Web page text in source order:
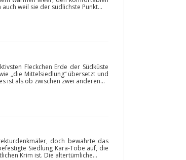
weil sie der südlichste Punkt...
Fleckchen Erde der Südküste
„die Mittelsiedlung“ übersetzt und
ist als ob zwischen zwei anderen...
doch bewahrte das
Siedlung Kara-Tobe auf, die
Krim ist. Die altertümliche...